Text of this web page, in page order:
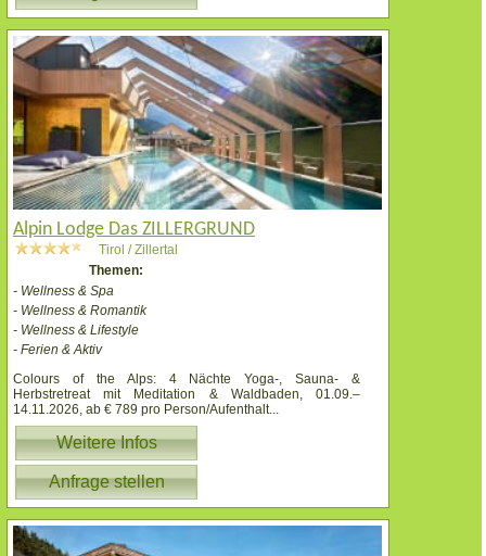
Alpin Lodge Das ZILLERGRUND
Tirol / Zillertal
Themen:
- Wellness & Spa
- Wellness & Romantik
- Wellness & Lifestyle
- Ferien & Aktiv
Colours of the Alps: 4 Nächte Yoga-, Sauna- &
Herbstretreat mit Meditation & Waldbaden, 01.09.–
14.11.2026, ab € 789 pro Person/Aufenthalt...
Weitere Infos
Anfrage stellen